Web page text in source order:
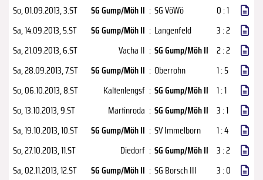
So, 01.09.2013, 3.ST SG Gump/Möh II : SG VöWö
0 : 1
Sa, 14.09.2013, 5.ST SG Gump/Möh II : Langenfeld
3 : 2
Sa, 21.09.2013, 6.ST Vacha II : SG Gump/Möh II 2 : 2
Sa, 28.09.2013, 7.ST SG Gump/Möh II : Oberrohn
1 : 5
So, 06.10.2013, 8.ST Kaltenlengsf : SG Gump/Möh II 1 : 1
So, 13.10.2013, 9.ST Martinroda : SG Gump/Möh II 3 : 1
Sa, 19.10.2013, 10.ST SG Gump/Möh II : SV Immelborn
1 : 4
So, 27.10.2013, 11.ST Diedorf : SG Gump/Möh II 3 : 2
Sa, 02.11.2013, 12.ST SG Gump/Möh II : SG Borsch III
3 : 0